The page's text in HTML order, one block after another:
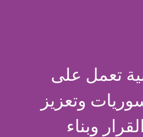
تعمل على
وتعزيز
وبناء